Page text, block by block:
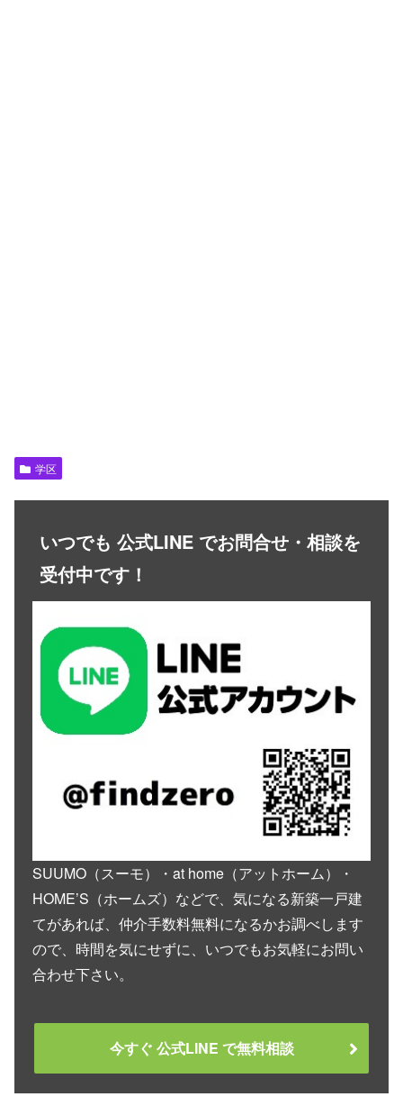
学区
いつでも 公式LINE でお問合せ・相談を
受付中です！
SUUMO（スーモ）・at home（アットホーム）・
HOME’S（ホームズ）などで、気になる新築一戸建
てがあれば、仲介手数料無料になるかお調べします
ので、時間を気にせずに、いつでもお気軽にお問い
合わせ下さい。
今すぐ 公式LINE で無料相談